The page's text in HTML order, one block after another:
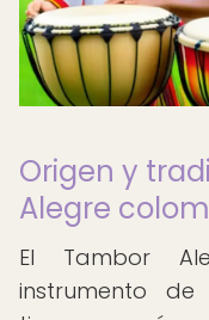
Origen y
Alegre
El Tambor
instrumento